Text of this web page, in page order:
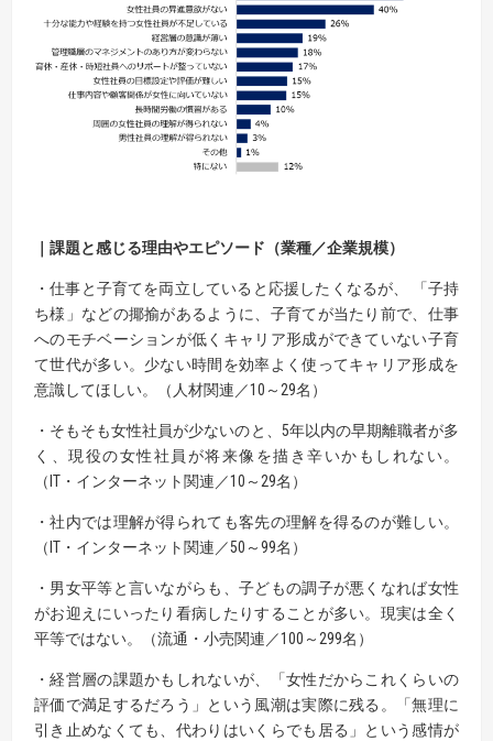
｜課題と感じる理由やエピソード（業種／企業規模）
・仕事と子育てを両立していると応援したくなるが、 「子持
ち様」などの揶揄があるように、子育てが当たり前で、仕事
へのモチベーションが低くキャリア形成ができていない子育
て世代が多い。少ない時間を効率よく使ってキャリア形成を
意識してほしい。（人材関連／10～29名）
・そもそも女性社員が少ないのと、5年以内の早期離職者が多
く、現役の女性社員が将来像を描き辛いかもしれない。
（IT・インターネット関連／10～29名）
・社内では理解が得られても客先の理解を得るのが難しい。
（IT・インターネット関連／50～99名）
・男女平等と言いながらも、子どもの調子が悪くなれば女性
がお迎えにいったり看病したりすることが多い。現実は全く
平等ではない。（流通・小売関連／100～299名）
・経営層の課題かもしれないが、「女性だからこれくらいの
評価で満足するだろう」という風潮は実際に残る。「無理に
引き止めなくても、代わりはいくらでも居る」という感情が